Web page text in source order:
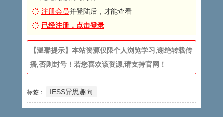
注册会员并登陆后，才能查看
已经注册，点击登录
【温馨提示】本站资源仅限个人浏览学习,谢绝转载传
播,否则封号！若您喜欢该资源,请支持官网！
标签： IESS异思趣向